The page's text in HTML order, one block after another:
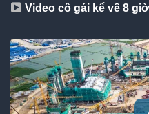
Video cô gái kể về 8